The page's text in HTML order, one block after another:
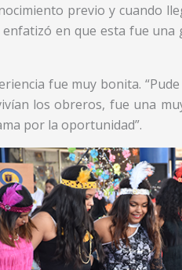
previo y cuando
enfatizó en que esta fue
fue muy bonita.
los obreros, fue una
por la oportunidad”.